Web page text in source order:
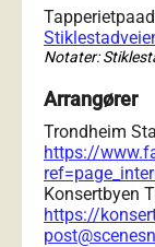
Notater:
Arrangører
Trondheim
https://
Konsertbyen
https://